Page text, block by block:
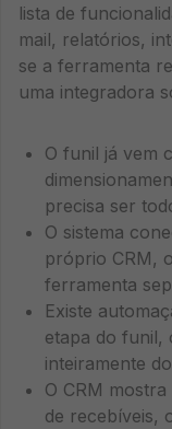
lista de
mail, relatórios,
se a ferramenta
uma integradora
O funil já vem
precisa ser
O sistema
próprio CRM,
ferramenta
Existe
etapa do funil,
inteiramente
O CRM
de recebíveis,